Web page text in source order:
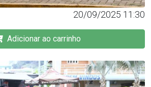
20/09/2025 11:30
Adicionar ao carrinho